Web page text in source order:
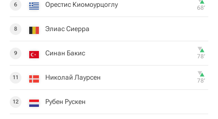
6 Орестис Киомоурцоглу 68‎’‎
8 Элиас Сиерра
9 Синан Бакис 78‎’‎
11 Николай Лаурсен 78‎’‎
12 Рубен Рускен